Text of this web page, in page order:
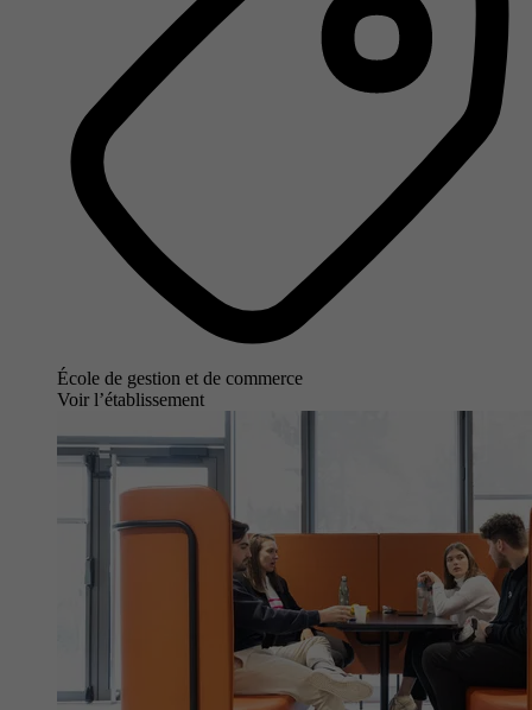
École de gestion et de commerce
Voir l’établissement